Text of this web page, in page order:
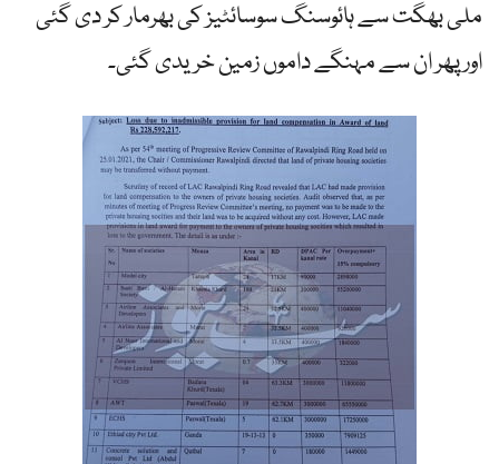
ملی بھگت سے ہائوسنگ سوسائٹیز کی بھرمار کر دی گئی
اور پھر ان سے مہنگے داموں زمین خریدی گئی۔